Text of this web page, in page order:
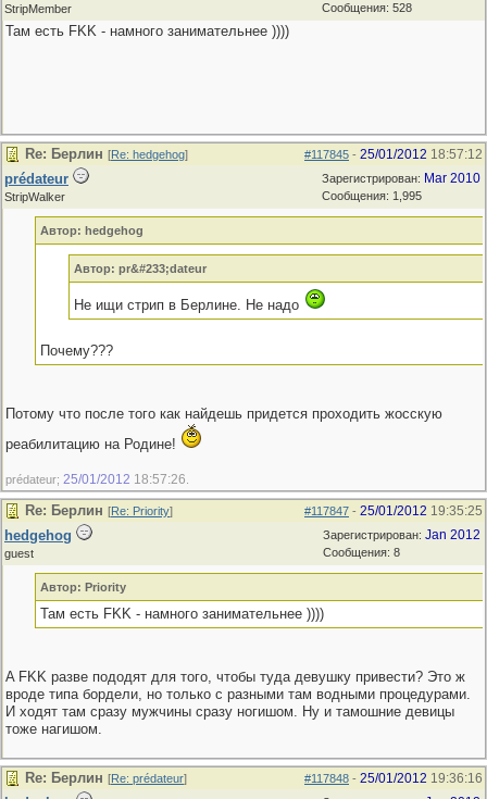
Сообщения: 528
StripMember
Там есть FKK - намного занимательнее ))))
#117845 - 25/01/2012 18:57:12
Re: Берлин [Re: hedgehog]
Зарегистрирован: Mar 2010
Сообщения: 1,995
prédateur
StripWalker
Автор: hedgehog
Автор: pr&#233;dateur
Не ищи стрип в Берлине. Не надо
Почему???
Потому что после того как найдешь придется проходить жосскую
реабилитацию на Родине!
prédateur; 25/01/2012 18:57:26
#117847 - 25/01/2012 19:35:25
Re: Берлин [Re: Priority]
Зарегистрирован: Jan 2012
Сообщения: 8
hedgehog
guest
Автор: Priority
Там есть FKK - намного занимательнее ))))
A FKK разве пододят для того, чтобы туда девушку привести? Это ж
вроде типа бордели, но только с разными там водными процедурами.
И ходят там сразу мужчины сразу ногишом. Ну и тамошние девицы
тоже нагишом.
#117848 - 25/01/2012 19:36:16
Re: Берлин [Re: prédateur]